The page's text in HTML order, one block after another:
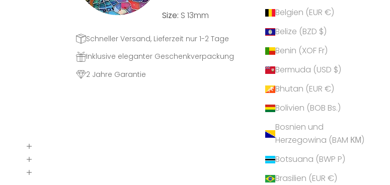
Belgien (EUR €)
Belize (BZD $)
Benin (XOF Fr)
Bermuda (USD $)
Bhutan (EUR €)
Bolivien (BOB Bs.)
Bosnien und
Herzegowina (BAM КМ)
Botsuana (BWP P)
Brasilien (EUR €)
Size: S 13mm
Schneller Versand, Lieferzeit nur 1-2 Tage
Inklusive eleganter Geschenkverpackung
2 Jahre Garantie